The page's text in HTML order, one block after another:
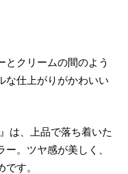
とクリームの間のよう
な仕上がりがかわいい
は、上品で落ち着いた
。ツヤ感が美しく、
す。